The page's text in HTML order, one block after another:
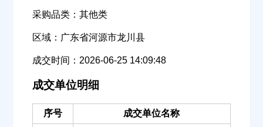
采购品类：其他类
区域：广东省河源市龙川县
成交时间：2026-06-25 14:09:48
成交单位明细
序号
成交单位名称